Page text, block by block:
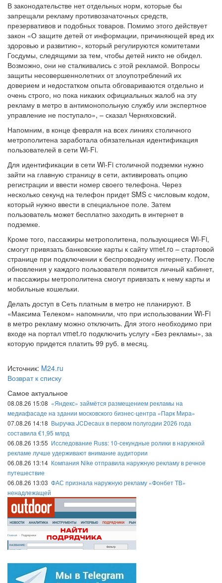
В законодательстве нет отдельных норм, которые бы
запрещали рекламу противозачаточных средств,
презервативов и подобных товаров. Помимо этого действует
закон «О защите детей от информации, причиняющей вред их
здоровью и развитию», который регулируются комитетами
Госдумы, следящими за тем, чтобы детей никто не обидел.
Возможно, они не сталкивались с этой рекламой. Вопросы
защиты несовершеннолетних от злоупотреблений их
доверием и недостатком опыта обговариваются отдельно и
очень строго, но пока никаких официальных жалоб на эту
рекламу в метро в антимонопольную службу или экспертное
управление не поступало», – сказал Черняховский.
Напомним, в конце февраля на всех линиях столичного
метрополитена заработала обязательная идентификация
пользователей в сети Wi-Fi.
Для идентификации в сети Wi-Fi столичной подземки нужно
зайти на главную страницу в сети, активировать опцию
регистрации и ввести номер своего телефона. Через
несколько секунд на телефон придет SMS с числовым кодом,
который нужно ввести в специальное поле. Затем
пользователь может бесплатно заходить в интернет в
подземке.
Кроме того, пассажиры метрополитена, пользующиеся Wi-Fi,
смогут привязать банковские карты к сайту vmet.ro – стартовой
странице при подключении к беспроводному интернету. После
обновления у каждого пользователя появится личный кабинет,
и пассажиры метрополитена смогут привязать к нему карты и
мобильные кошельки.
Делать доступ в Сеть платным в метро не планируют. В
«Максима Телеком» напомнили, что при использовании Wi-Fi
в метро рекламу можно отключить. Для этого необходимо при
входе на портал vmet.ro подключить услугу «Без рекламы», за
которую придется платить 99 руб. в месяц.
Источник: M24.ru
Возврат к списку
Самое актуальное
08.08.26 15:08 «Яндекс» займётся размещением рекламы на
медиафасаде на здании московского бизнес-центра «Парк Мира»
07.08.26 14:18 Выручка JCDecaux в первом полугодии 2026 года
составила €1,95 млрд
06.08.26 13:55 Исследование Russ: 10-секундные ролики в наружной
рекламе лучше удерживают внимание аудитории
06.08.26 13:14 Компания Nike отправила наружную рекламу в речное
путешествие
06.08.26 13:03 ФАС признала наружную рекламу «Фонбет ТВ»
ненадлежащей